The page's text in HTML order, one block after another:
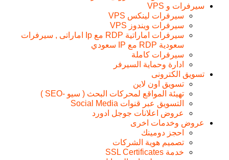
سيرفرات و VPS
سيرفرات لينكس VPS
سيرفرات ويندوز VPS
سيرفرات اماراتية RDP مع Ip اماراتى , سيرفرات
سعودية RDP مع IP سعودي
سيرفرات كاملة
ادارة وحماية السيرفر
تسويق الكترونى
تسويق اون لاين
تهيئة المواقع لمحركات البحث ( سيو -SEO )
التسويق عبر قنوات Social Media
عروض اعلانات جوجل ادورد
عروض وخدمات اخرى
احجز دومينك
تصميم هوية الشركات
خدمة SSL Certificates